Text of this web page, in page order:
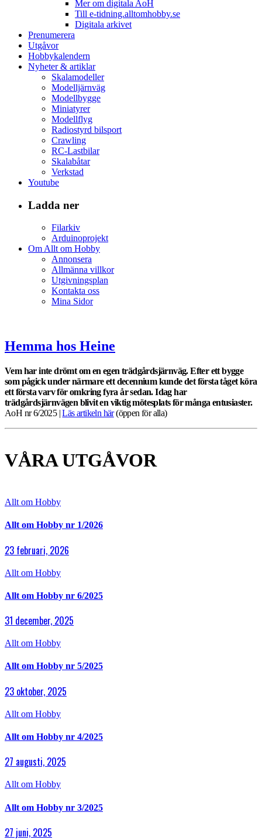
Mer om digitala AoH
Till e-tidning.alltomhobby.se
Digitala arkivet
Prenumerera
Utgåvor
Hobbykalendern
Nyheter & artiklar
Skalamodeller
Modelljärnväg
Modellbygge
Miniatyrer
Modellflyg
Radiostyrd bilsport
Crawling
RC-Lastbilar
Skalabåtar
Verkstad
Youtube
Ladda ner
Filarkiv
Arduinoprojekt
Om Allt om Hobby
Annonsera
Allmänna villkor
Utgivningsplan
Kontakta oss
Mina Sidor
Hemma hos Heine
Vem har inte drömt om en egen trädgårdsjärnväg. Efter ett bygge
som pågick under närmare ett decennium kunde det första tåget köra
ett första varv för omkring fyra år sedan. Idag har
trädgårdsjärnvägen blivit en viktig mötesplats för många entusiaster.
AoH nr 6/2025 |Läs artikeln här(öppen för alla)
VÅRA UTGÅVOR
Allt om Hobby
Allt om Hobby nr 1/2026
23 februari, 2026
Allt om Hobby
Allt om Hobby nr 6/2025
31 december, 2025
Allt om Hobby
Allt om Hobby nr 5/2025
23 oktober, 2025
Allt om Hobby
Allt om Hobby nr 4/2025
27 augusti, 2025
Allt om Hobby
Allt om Hobby nr 3/2025
27 juni, 2025